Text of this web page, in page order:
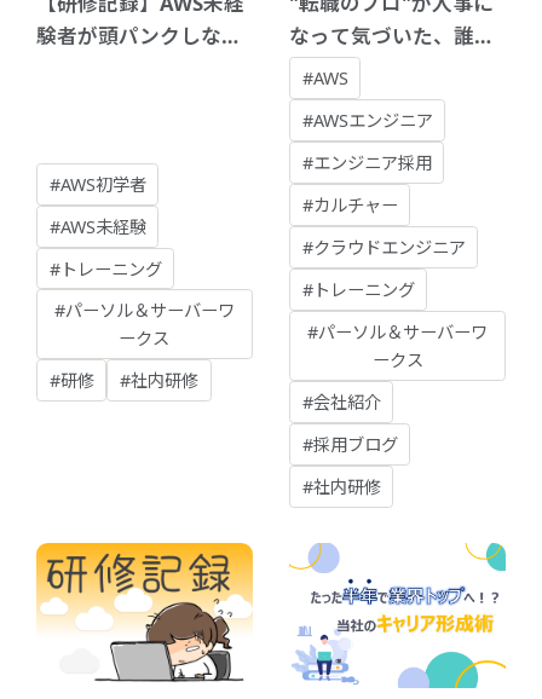
験者が頭パンクしなが
#AWS初学者
#AWS未経験
#トレーニング
#パーソル＆サーバーワ
ークス
#研修
#社内研修
なって気づいた、誰も
教えてくれない転職活
動の「リアルとヒン
ト」
#AWS
#AWSエンジニア
#エンジニア採用
#カルチャー
#クラウドエンジニア
#トレーニング
#パーソル＆サーバーワ
ークス
#会社紹介
#採用ブログ
#社内研修